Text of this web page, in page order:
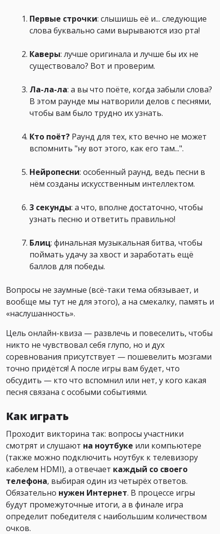
Первые строчки: слышишь её и... следующие
слова буквально сами вырываются изо рта!
Каверы: лучше оригинала и лучше бы их не
существовало? Вот и проверим.
Ла-ла-ла: а вы что поёте, когда забыли слова?
В этом раунде мы натворили делов с песнями,
чтобы вам было трудно их узнать.
Кто поёт? Раунд для тех, кто вечно не может
вспомнить "ну вот этого, как его там...".
Нейропесни: особенный раунд, ведь песни в
нём созданы искусственным интеллектом.
3 секунды: а что, вполне достаточно, чтобы
узнать песню и ответить правильно!
Блиц: финальная музыкальная битва, чтобы
поймать удачу за хвост и заработать ещё
баллов для победы.
Вопросы не заумные (всё-таки тема обязывает, и
вообще мы тут не для этого), а на смекалку, память и
«наслушанность».
Цель онлайн-квиза — развлечь и повеселить, чтобы
никто не чувствовал себя глупо, но и дух
соревнования присутствует — пошевелить мозгами
точно придётся! А после игры вам будет, что
обсудить — кто что вспомнил или нет, у кого какая
песня связана с особыми событиями.
Как играть
Проходит викторина так: вопросы участники
смотрят и слушают на ноутбуке или компьютере
(также можно подключить ноутбук к телевизору
кабелем HDMI), а отвечает каждый со своего
телефона, выбирая один из четырёх ответов.
Обязательно нужен Интернет. В процессе игры
будут промежуточные итоги, а в финале игра
определит победителя с наибольшим количеством
очков.